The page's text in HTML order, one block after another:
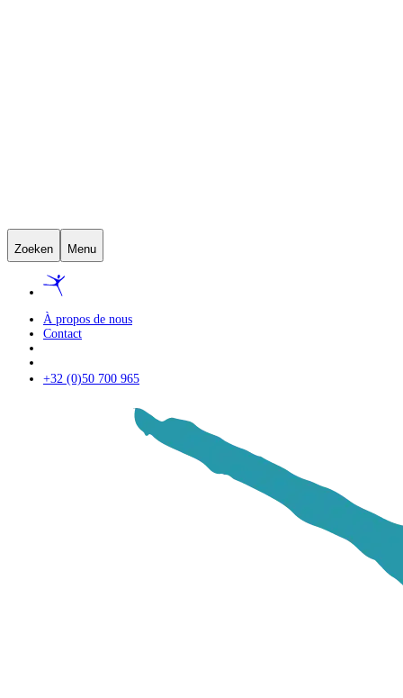
Zoeken Menu
À propos de nous
Contact
+32 (0)50 700 965